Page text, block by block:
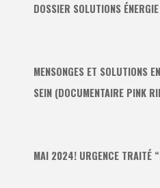
DOSSIER SOLUTIONS ÉNERGIE
MENSONGES ET SOLUTIONS
SEIN (DOCUMENTAIRE PINK
MAI 2024! URGENCE TRAITÉ